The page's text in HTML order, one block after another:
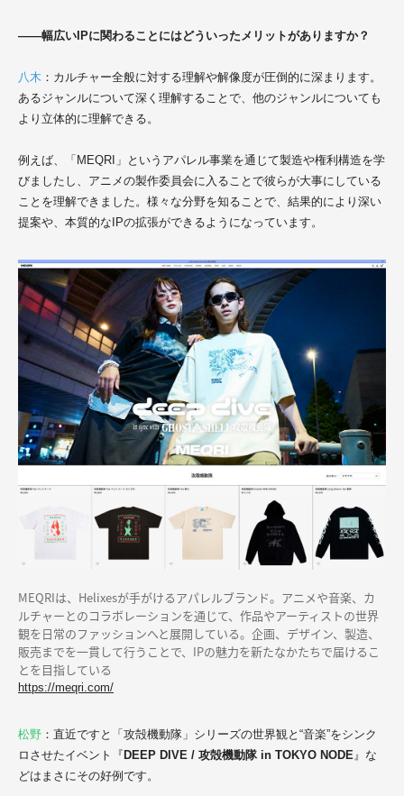
――幅広いIPに関わることにはどういったメリットがありますか？
八木 ：カルチャー全般に対する理解や解像度が圧倒的に深まります。
あるジャンルについて深く理解することで、他のジャンルについても
より立体的に理解できる。
例えば、「MEQRI」というアパレル事業を通じて製造や権利構造を学
びましたし、アニメの製作委員会に入ることで彼らが大事にしている
ことを理解できました。様々な分野を知ることで、結果的により深い
提案や、本質的なIPの拡張ができるようになっています。
MEQRIは、Helixesが手がけるアパレルブランド。アニメや音楽、カ
ルチャーとのコラボレーションを通じて、作品やアーティストの世界
観を日常のファッションへと展開している。企画、デザイン、製造、
販売までを一貫して行うことで、IPの魅力を新たなかたちで届けるこ
とを目指している
https://meqri.com/
松野 ：直近ですと「攻殻機動隊」シリーズの世界観と“音楽”をシンク
ロさせたイベント
『 DEEP DIVE / 攻殻機動隊 in TOKYO NODE』な
どはまさにその好例です。